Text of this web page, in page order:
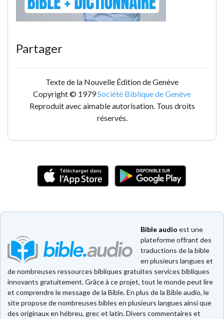
Partager
Texte de la Nouvelle Édition de Genève
Copyright © 1979Société Biblique de Genève
Reproduit avec aimable autorisation. Tous droits
réservés.
Bible audio est une
plateforme offrant des
traductions de la bible
en plusieurs langues et
de nombreuses ressources bibliques gratuites services bibliques
innovants gratuitement. Grâce à ce projet, tout le monde peut lire
et comprendre le message de la Bible. En plus de la Bible audio, le
site propose de nombreuses bibles en plusieurs langues ainsi que
des originaux en hébreu, grec et latin. Divers commentaires et